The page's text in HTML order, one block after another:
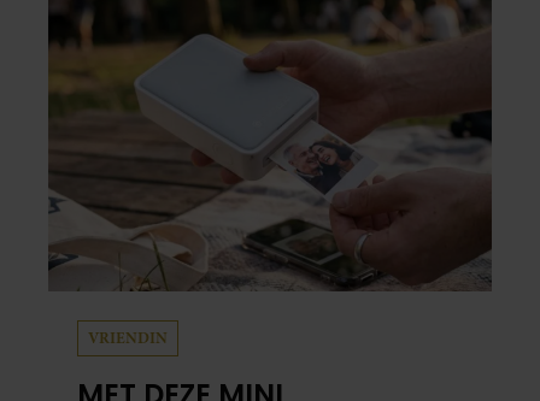
Leidsedwarsstraat roept een stortvloed aan
herinneringen op. Daar begon hun leven
samen en werd dochter Lola geboren.
VRIENDIN